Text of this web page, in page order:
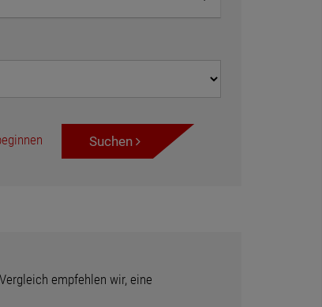
Suchen
empfehlen wir, eine